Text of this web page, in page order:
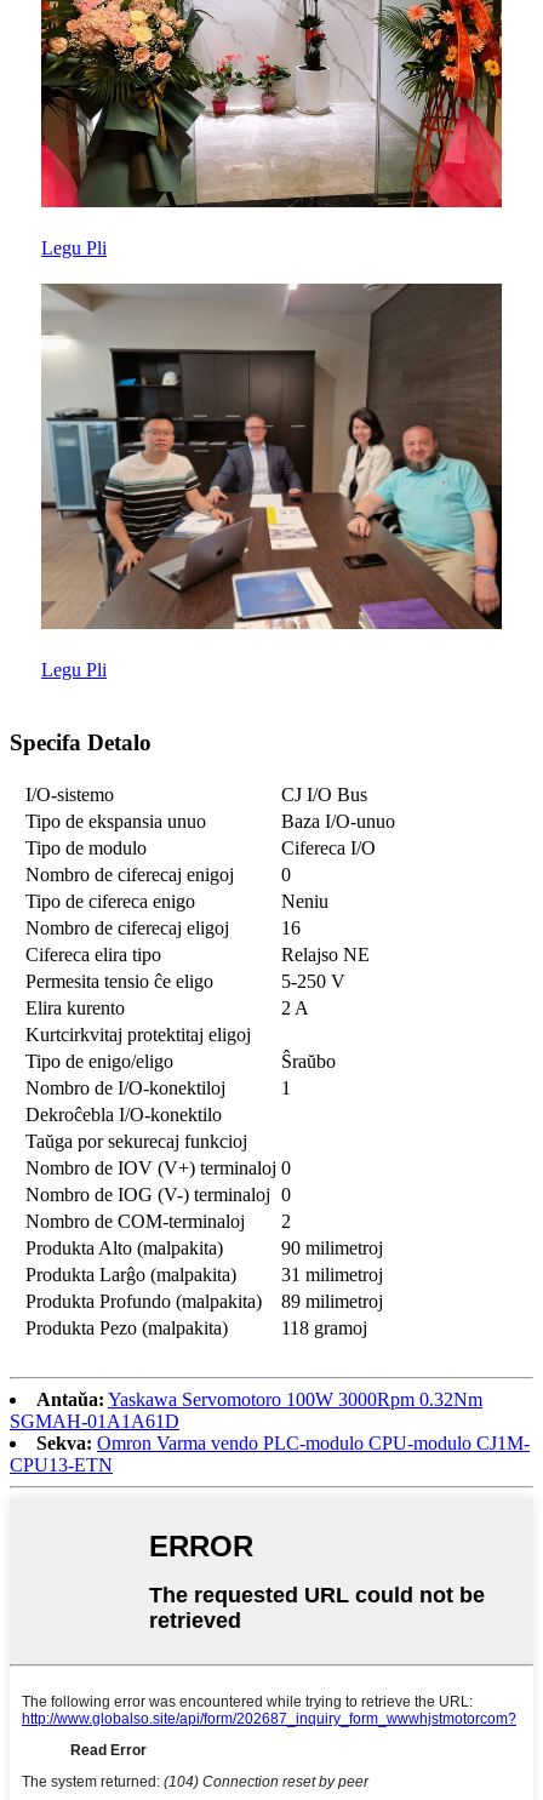
Legu Pli
Legu Pli
Specifa Detalo
I/O-sistemo
CJ I/O Bus
Tipo de ekspansia unuo
Baza I/O-unuo
Tipo de modulo
Cifereca I/O
Nombro de ciferecaj enigoj
0
Tipo de cifereca enigo
Neniu
Nombro de ciferecaj eligoj
16
Cifereca elira tipo
Relajso NE
Permesita tensio ĉe eligo
5-250 V
Elira kurento
2 A
Kurtcirkvitaj protektitaj eligoj
Tipo de enigo/eligo
Ŝraŭbo
Nombro de I/O-konektiloj
1
Dekroĉebla I/O-konektilo
Taŭga por sekurecaj funkcioj
Nombro de IOV (V+) terminaloj 0
Nombro de IOG (V-) terminaloj 0
Nombro de COM-terminaloj
2
Produkta Alto (malpakita)
90 milimetroj
Produkta Larĝo (malpakita)
31 milimetroj
Produkta Profundo (malpakita)
89 milimetroj
Produkta Pezo (malpakita)
118 gramoj
Antaŭa: Yaskawa Servomotoro 100W 3000Rpm 0.32Nm
SGMAH-01A1A61D
Sekva: Omron Varma vendo PLC-modulo CPU-modulo CJ1M-
CPU13-ETN